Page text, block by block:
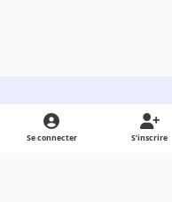
Light ModeDark ModeSystem Preference
Se connecter S’inscrire